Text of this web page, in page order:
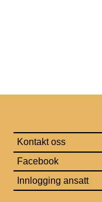
Kontakt oss
Facebook
Innlogging ansatt